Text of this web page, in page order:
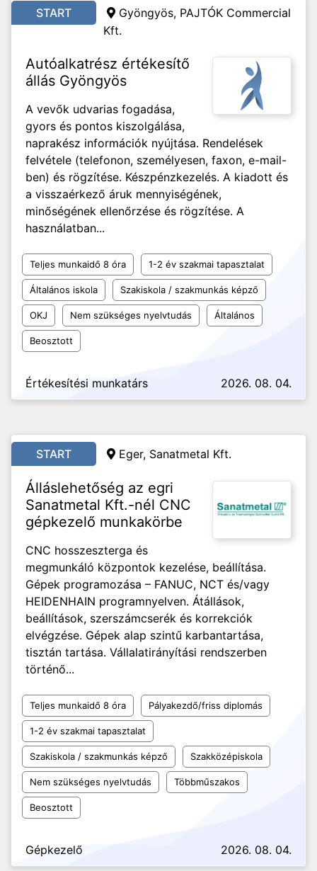
START
Gyöngyös, PAJTÓK Commercial
Kft.
Autóalkatrész értékesítő
állás Gyöngyös
A vevők udvarias fogadása,
gyors és pontos kiszolgálása,
naprakész információk nyújtása. Rendelések
felvétele (telefonon, személyesen, faxon, e-mail-
ben) és rögzítése. Készpénzkezelés. A kiadott és
a visszaérkező áruk mennyiségének,
minőségének ellenőrzése és rögzítése. A
használatban...
Teljes munkaidő 8 óra 1-2 év szakmai tapasztalat
Általános iskola Szakiskola / szakmunkás képző
OKJ Nem szükséges nyelvtudás Általános
Beosztott
Értékesítési munkatárs 2026. 08. 04.
START Eger, Sanatmetal Kft.
Álláslehetőség az egri
Sanatmetal Kft.-nél CNC
gépkezelő munkakörbe
CNC hosszeszterga és
megmunkáló központok kezelése, beállítása.
Gépek programozása – FANUC, NCT és/vagy
HEIDENHAIN programnyelven. Átállások,
beállítások, szerszámcserék és korrekciók
elvégzése. Gépek alap szintű karbantartása,
tisztán tartása. Vállalatirányítási rendszerben
történő...
Teljes munkaidő 8 óra Pályakezdő/friss diplomás
1-2 év szakmai tapasztalat
Szakiskola / szakmunkás képző Szakközépiskola
Nem szükséges nyelvtudás Többműszakos
Beosztott
Gépkezelő 2026. 08. 04.